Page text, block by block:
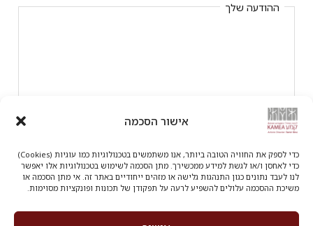
אישור הסכמה
כדי לספק את החוויה הטובה ביותר, אנו משתמשים בטכנולוגיות כמו עוגיות (Cookies)
כדי לאחסן ו/או לגשת למידע ממכשירך. מתן הסכמה לשימוש בטכנולוגיות אלו יאפשר
לנו לעבד נתונים כגון התנהגות גלישה או מזהים ייחודיים באתר זה. אי מתן הסכמה או
משיכת ההסכמה עלולים להשפיע לרעה על תפקודן של תכונות ופונקציות מסוימות.
ההודעה שלך
אני רוצה להירשם לניוזלטר של הלהקה ולמידע מיוחד
אני מאשר/ת שקראתי והסכמתי עםמדיניות הפרטיות